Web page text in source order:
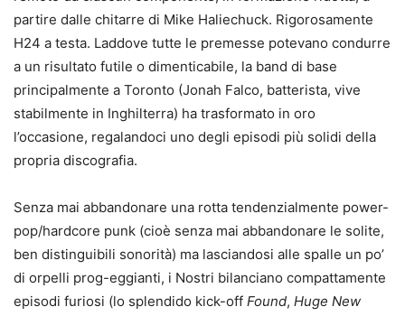
partire dalle chitarre di Mike Haliechuck. Rigorosamente
H24 a testa. Laddove tutte le premesse potevano condurre
a un risultato futile o dimenticabile, la band di base
principalmente a Toronto (Jonah Falco, batterista, vive
stabilmente in Inghilterra) ha trasformato in oro
l’occasione, regalandoci uno degli episodi più solidi della
propria discografia.
Senza mai abbandonare una rotta tendenzialmente power-
pop/hardcore punk (cioè senza mai abbandonare le solite,
ben distinguibili sonorità) ma lasciandosi alle spalle un po’
di orpelli prog-eggianti, i Nostri bilanciano compattamente
episodi furiosi (lo splendido kick-off Found, Huge New